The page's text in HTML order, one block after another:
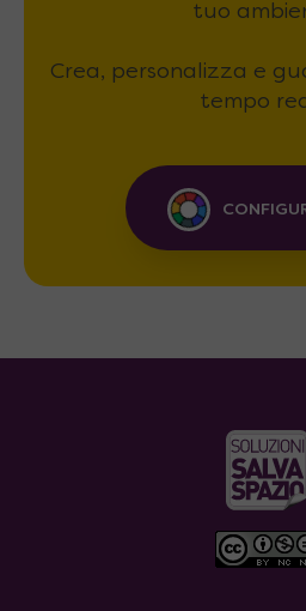
tuo
Crea, personalizza e
tempo